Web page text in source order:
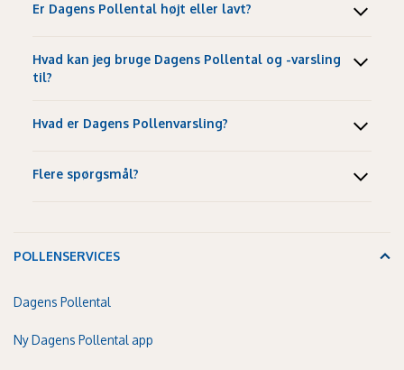
Er Dagens Pollental højt eller lavt?
Hvad kan jeg bruge Dagens Pollental og -varsling
til?
Hvad er Dagens Pollenvarsling?
Flere spørgsmål?
POLLENSERVICES
Dagens Pollental
Ny Dagens Pollental app